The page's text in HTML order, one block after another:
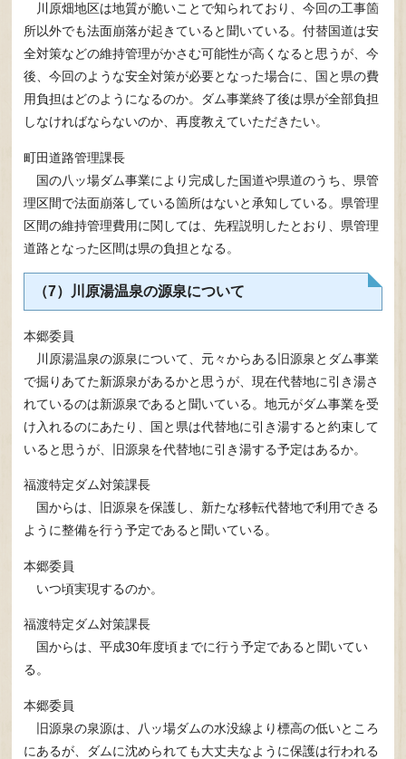
川原畑地区は地質が脆いことで知られており、今回の工事箇
所以外でも法面崩落が起きていると聞いている。付替国道は安
全対策などの維持管理がかさむ可能性が高くなると思うが、今
後、今回のような安全対策が必要となった場合に、国と県の費
用負担はどのようになるのか。ダム事業終了後は県が全部負担
しなければならないのか、再度教えていただきたい。
町田道路管理課長
国の八ッ場ダム事業により完成した国道や県道のうち、県管
理区間で法面崩落している箇所はないと承知している。県管理
区間の維持管理費用に関しては、先程説明したとおり、県管理
道路となった区間は県の負担となる。
（7）川原湯温泉の源泉について
本郷委員
川原湯温泉の源泉について、元々からある旧源泉とダム事業
で掘りあてた新源泉があるかと思うが、現在代替地に引き湯さ
れているのは新源泉であると聞いている。地元がダム事業を受
け入れるのにあたり、国と県は代替地に引き湯すると約束して
いると思うが、旧源泉を代替地に引き湯する予定はあるか。
福渡特定ダム対策課長
国からは、旧源泉を保護し、新たな移転代替地で利用できる
ように整備を行う予定であると聞いている。
本郷委員
いつ頃実現するのか。
福渡特定ダム対策課長
国からは、平成30年度頃までに行う予定であると聞いてい
る。
本郷委員
旧源泉の泉源は、八ッ場ダムの水没線より標高の低いところ
にあるが、ダムに沈められても大丈夫なように保護は行われる